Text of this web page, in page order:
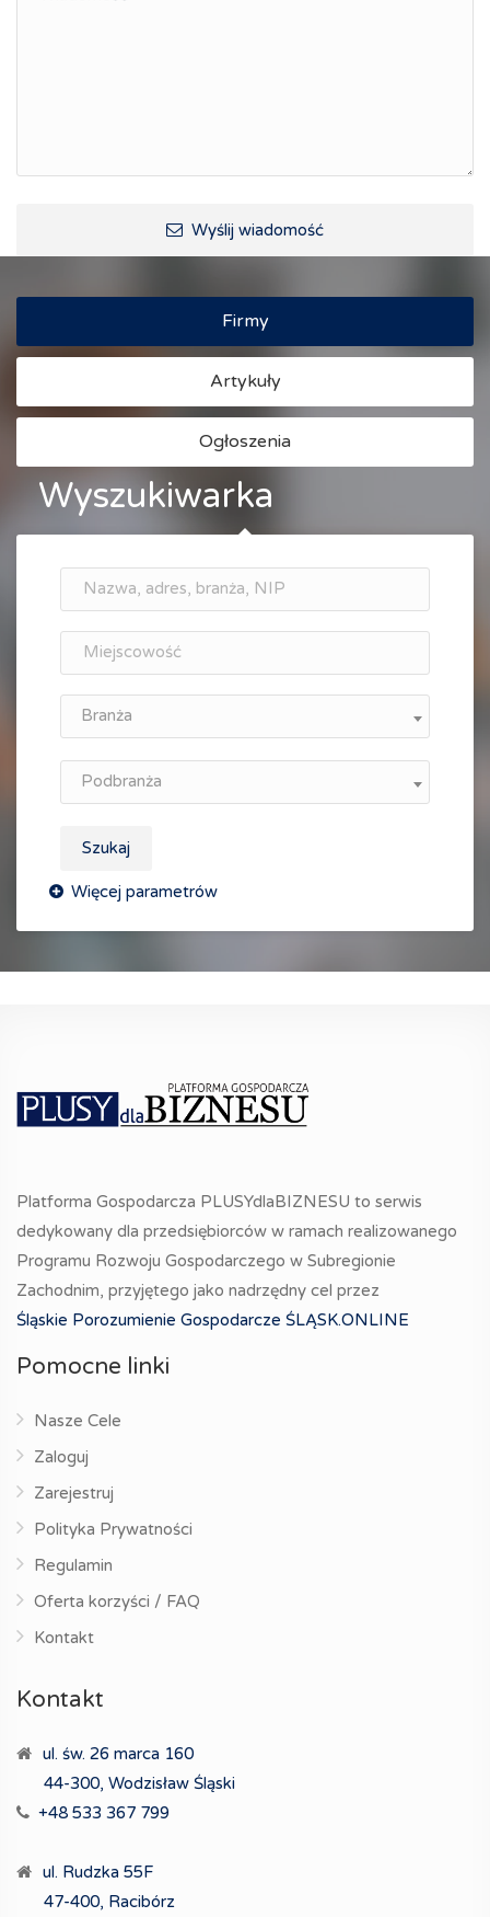
Wyślij wiadomość
Firmy
Artykuły
Ogłoszenia
Wyszukiwarka
Branża
Podbranża
Szukaj
Platforma Gospodarcza PLUSYdlaBIZNESU to serwis
dedykowany dla przedsiębiorców w ramach realizowanego
Programu Rozwoju Gospodarczego w Subregionie
Zachodnim, przyjętego jako nadrzędny cel przez
Śląskie Porozumienie Gospodarcze ŚLĄSK.ONLINE
Pomocne linki
Nasze Cele
Zaloguj
Zarejestruj
Polityka Prywatności
Regulamin
Oferta korzyści / FAQ
Kontakt
Kontakt
ul. św. 26 marca 160
44-300, Wodzisław Śląski
+48 533 367 799
ul. Rudzka 55F
47-400, Racibórz